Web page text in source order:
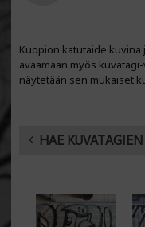
Kuopion katutaide
avaamaan myös
näytetään sen mukaiset
HAE